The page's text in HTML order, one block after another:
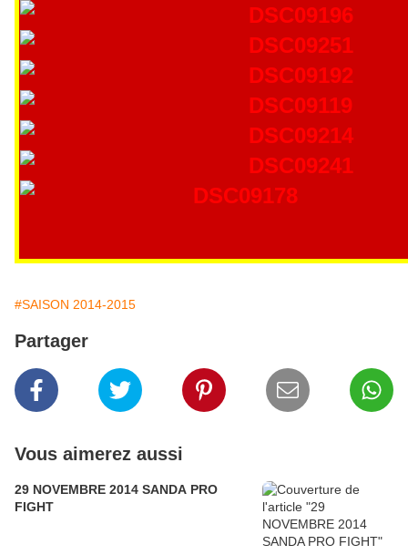
#SAISON 2014-2015
Partager
Vous aimerez aussi
29 NOVEMBRE 2014 SANDA PRO
FIGHT